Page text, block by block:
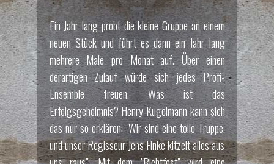
Richtfest-Probe1 7 / 8
Ein Jahr lang probt die kleine Gruppe an einem
neuen Stück und führt es dann ein Jahr lang
mehrere Male pro Monat auf. Über einen
derartigen Zulauf würde sich jedes Profi-
Ensemble freuen. Was ist das
Erfolgsgeheimnis? Henry Kugelmann kann sich
das nur so erklären: "Wir sind eine tolle Truppe,
und unser Regisseur Jens Finke kitzelt alles aus